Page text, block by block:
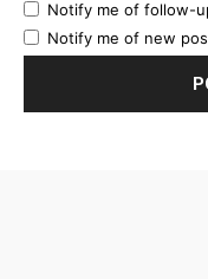
Notify me of follow-
Notify me of new